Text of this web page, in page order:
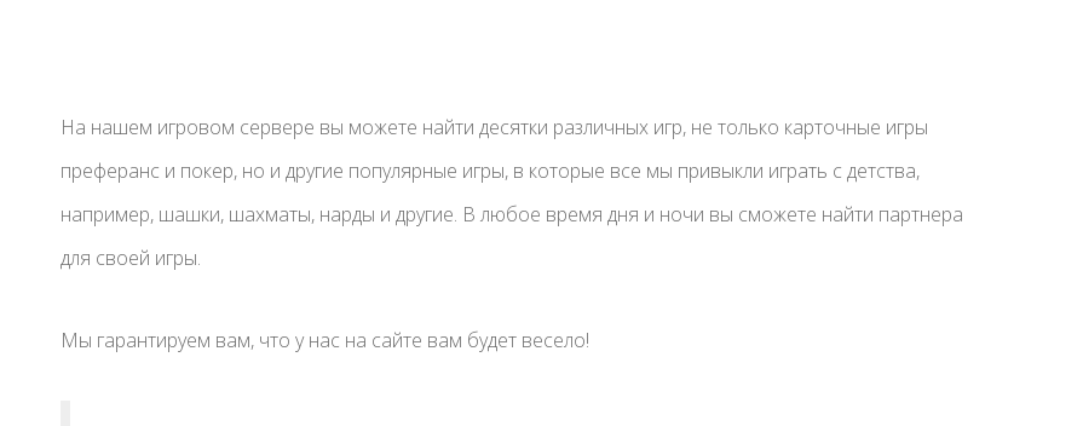
На нашем игровом сервере вы можете найти десятки различных игр, не только карточные игры
преферанс и покер, но и другие популярные игры, в которые все мы привыкли играть с детства,
например, шашки, шахматы, нарды и другие. В любое время дня и ночи вы сможете найти партнера
для своей игры.
Мы гарантируем вам, что у нас на сайте вам будет весело!